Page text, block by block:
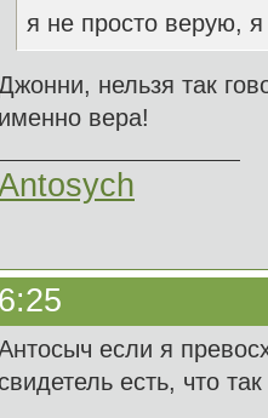
я не просто верую,
нельзя так
именно вера!
если я
есть, что